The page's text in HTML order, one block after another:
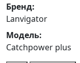
Бренд:
Lanvigator
Модель:
Catchpower plus